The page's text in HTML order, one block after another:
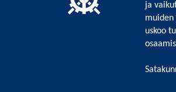
ja
muiden
uskoo